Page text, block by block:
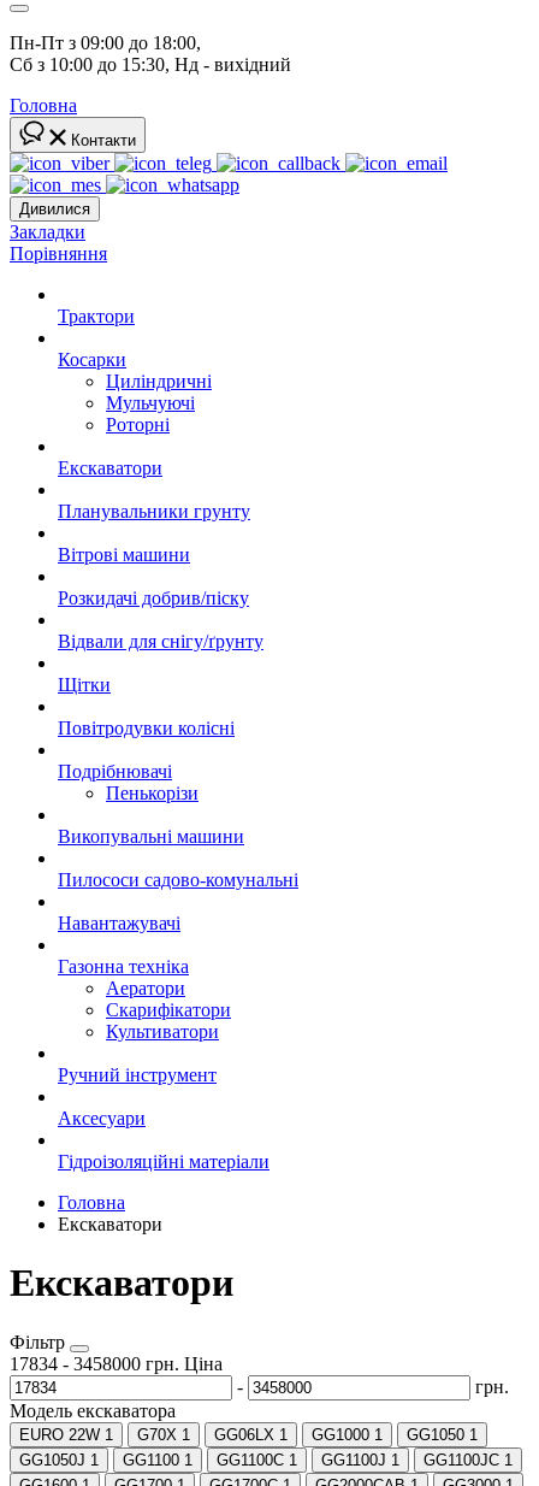
Пн-Пт з 09:00 до 18:00,
Сб з 10:00 до 15:30, Нд - вихідний
Головна
Контакти
Дивилися
Закладки
Порівняння
Трактори
Косарки
Циліндричні
Мульчуючі
Роторні
Екскаватори
Планувальники грунту
Вітрові машини
Розкидачі добрив/піску
Відвали для снігу/ґрунту
Щітки
Повітродувки колісні
Подрібнювачі
Пенькорізи
Викопувальні машини
Пилососи садово-комунальні
Навантажувачі
Газонна техніка
Аератори
Скарифікатори
Культиватори
Ручний інструмент
Аксесуари
Гідроізоляційні матеріали
Головна
Екскаватори
Екскаватори
Фільтр
17834 - 3458000 грн. Ціна
-
грн.
Модель екскаватора
EURO 22W 1 G70X 1 GG06LX 1 GG1000 1 GG1050 1
GG1050J 1 GG1100 1 GG1100C 1 GG1100J 1 GG1100JC 1